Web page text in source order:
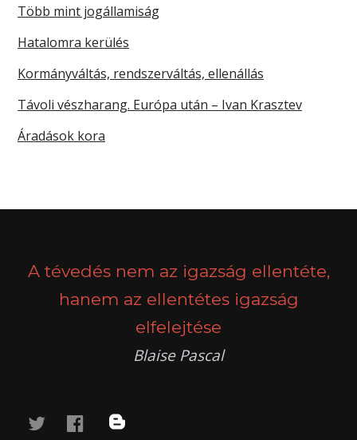
Több mint jogállamiság
Hatalomra kerülés
Kormányváltás, rendszerváltás, ellenállás
Távoli vészharang. Európa után – Ivan Krasztev
Áradások kora
A tévedés nem az igazság ellentéte,
hanem az ellentétes igazság
elfelejtése
Blaise Pascal
twitterfacebook
blog